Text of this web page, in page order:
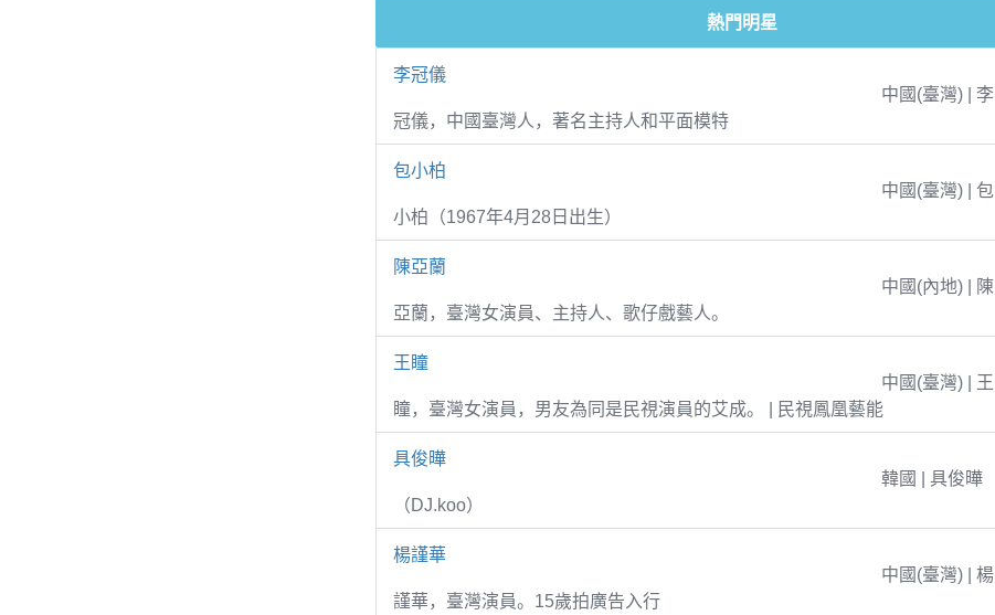
熱門明星
李冠儀
中國(臺灣) | 李
冠儀，中國臺灣人，著名主持人和平面模特
包小柏
中國(臺灣) | 包
小柏（1967年4月28日出生）
陳亞蘭
中國(內地) | 陳
亞蘭，臺灣女演員、主持人、歌仔戲藝人。
王瞳
中國(臺灣) | 王
瞳，臺灣女演員，男友為同是民視演員的艾成。 | 民視鳳凰藝能
具俊曄
韓國 | 具俊曄
（DJ.koo）
楊謹華
中國(臺灣) | 楊
謹華，臺灣演員。15歲拍廣告入行